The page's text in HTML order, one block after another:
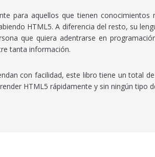
para aquellos que tienen conocimientos
HTML5. A diferencia del resto, su
que quiera adentrarse en
tanta información.
con facilidad, este libro tiene un total
HTML5 rápidamente y sin ningún tipo